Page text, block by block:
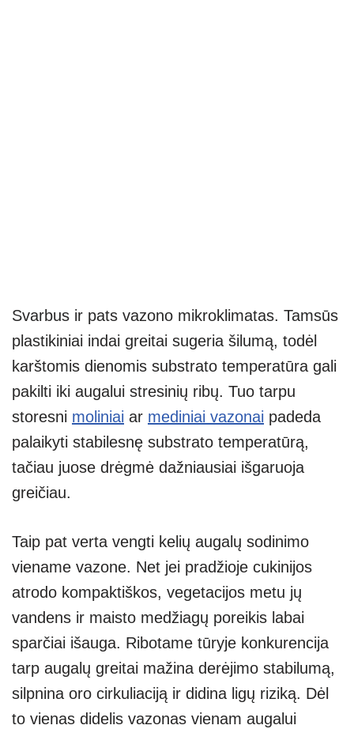
Svarbus ir pats vazono mikroklimatas. Tamsūs
plastikiniai indai greitai sugeria šilumą, todėl
karštomis dienomis substrato temperatūra gali
pakilti iki augalui stresinių ribų. Tuo tarpu
storesni moliniai ar mediniai vazonai padeda
palaikyti stabilesnę substrato temperatūrą,
tačiau juose drėgmė dažniausiai išgaruoja
greičiau.
Taip pat verta vengti kelių augalų sodinimo
viename vazone. Net jei pradžioje cukinijos
atrodo kompaktiškos, vegetacijos metu jų
vandens ir maisto medžiagų poreikis labai
sparčiai išauga. Ribotame tūryje konkurencija
tarp augalų greitai mažina derėjimo stabilumą,
silpnina oro cirkuliaciją ir didina ligų riziką. Dėl
to vienas didelis vazonas vienam augalui